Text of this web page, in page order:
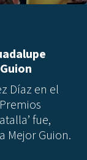
Díaz en el
fue,
Mejor Guion.